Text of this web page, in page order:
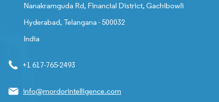
Nanakramguda Rd, Financial District, Gachibowli
Hyderabad, Telangana - 500032
India
+1 617-765-2493
info@mordorintelligence.com